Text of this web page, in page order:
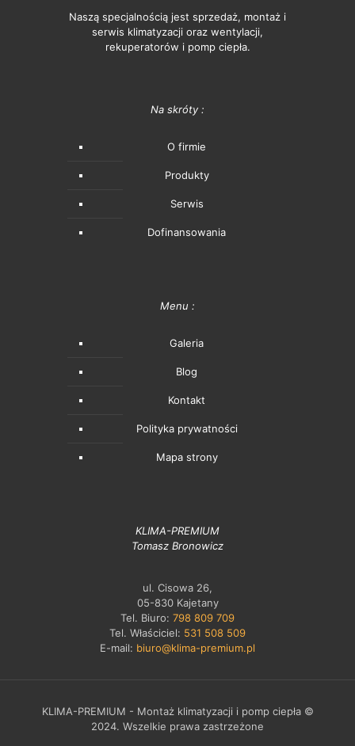
Naszą specjalnością jest sprzedaż, montaż i
serwis klimatyzacji oraz wentylacji,
rekuperatorów i pomp ciepła.
Na skróty :
O firmie
Produkty
Serwis
Dofinansowania
Menu :
Galeria
Blog
Kontakt
Polityka prywatności
Mapa strony
KLIMA-PREMIUM
Tomasz Bronowicz
ul. Cisowa 26,
05-830 Kajetany
Tel. Biuro: 798 809 709
Tel. Właściciel: 531 508 509
E-mail: biuro@klima-premium.pl
KLIMA-PREMIUM - Montaż klimatyzacji i pomp ciepła ©
2024. Wszelkie prawa zastrzeżone